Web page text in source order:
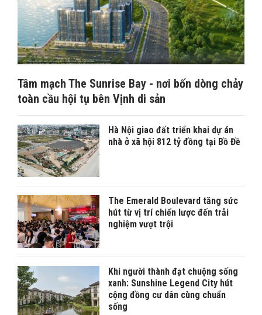
Tâm mạch The Sunrise Bay - nơi bốn dòng chảy
toàn cầu hội tụ bên Vịnh di sản
Hà Nội giao đất triển khai dự án
nhà ở xã hội 812 tỷ đồng tại Bồ Đề
The Emerald Boulevard tăng sức
hút từ vị trí chiến lược đến trải
nghiệm vượt trội
Khi người thành đạt chuộng sống
xanh: Sunshine Legend City hút
cộng đồng cư dân cùng chuẩn
sống